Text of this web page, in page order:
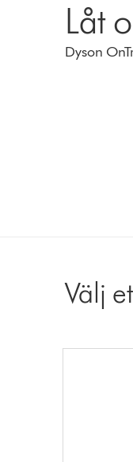
Låt
Dyson
Välj